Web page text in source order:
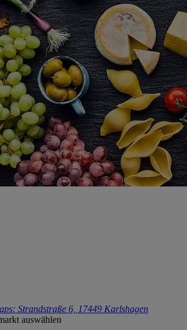
Strandstraße 6, 17449 Karlshagen
auswählen